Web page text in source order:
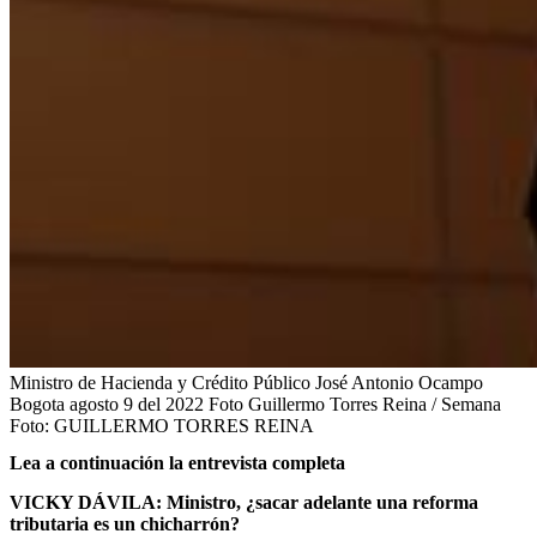
Ministro de Hacienda y Crédito Público José Antonio Ocampo
Bogota agosto 9 del 2022 Foto Guillermo Torres Reina / Semana
Foto: GUILLERMO TORRES REINA
Lea a continuación la entrevista completa
VICKY DÁVILA: Ministro, ¿sacar adelante una reforma
tributaria es un chicharrón?